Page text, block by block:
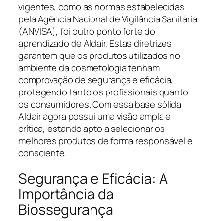
vigentes, como as normas estabelecidas
pela Agência Nacional de Vigilância Sanitária
(ANVISA), foi outro ponto forte do
aprendizado de Aldair. Estas diretrizes
garantem que os produtos utilizados no
ambiente da cosmetologia tenham
comprovação de segurança e eficácia,
protegendo tanto os profissionais quanto
os consumidores. Com essa base sólida,
Aldair agora possui uma visão ampla e
crítica, estando apto a selecionar os
melhores produtos de forma responsável e
consciente.
Segurança e Eficácia: A
Importância da
Biossegurança